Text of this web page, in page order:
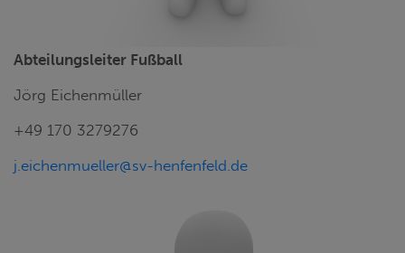
Abteilungsleiter Fußball
Jörg Eichenmüller
+49 170 3279276
j.eichenmueller@sv-henfenfeld.de